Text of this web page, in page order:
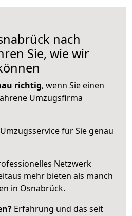
nach
Sie, wie wir
richtig, wenn Sie einen
Umzugsfirma
für Sie genau
Netzwerk
mehr bieten als manch
in Osnabrück.
Erfahrung und das seit